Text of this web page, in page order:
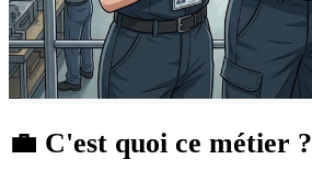
💼 C'est quoi ce métier ?